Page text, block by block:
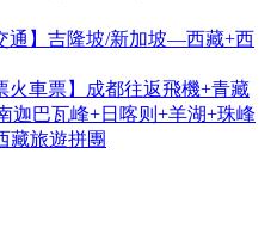
通】吉隆坡/新加坡—西藏+西
火車票】成都往返飛機+青藏
迦巴瓦峰+日喀则+羊湖+珠峰
藏旅遊拼團